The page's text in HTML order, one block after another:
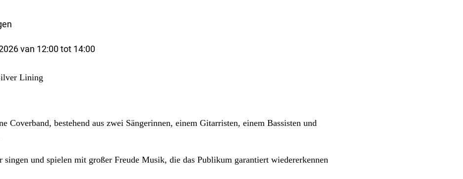
van 12:00 tot 14:00
Lining
Coverband, bestehend aus zwei Sängerinnen, einem Gitarristen, einem Bassisten und
und spielen mit großer Freude Musik, die das Publikum garantiert wiedererkennen